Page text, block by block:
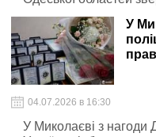
Володимира
розширення
У
04.07.2026 в 16:30
У Миколаєві з нагоди